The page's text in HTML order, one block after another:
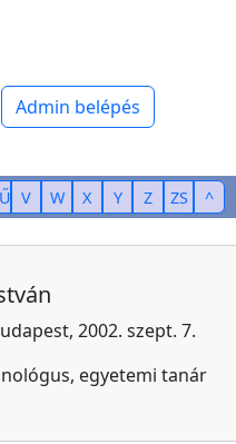
Admin belépés
V W X Y Z ZS ^
2002. szept. 7.
egyetemi tanár